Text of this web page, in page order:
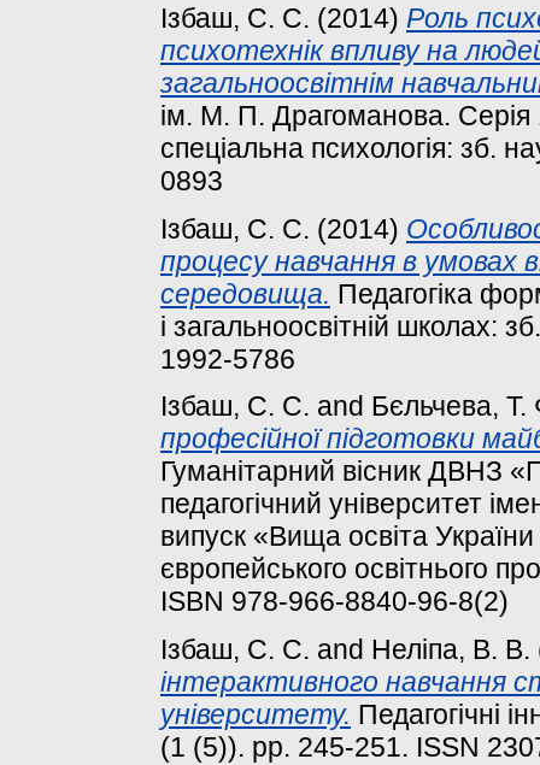
Ізбаш, С. С. (2014) Роль
психотехнік впливу на
загальноосвітнім
ім. М. П. Драгоманова. Серія
спеціальна психологія: зб.
0893
Ізбаш, С. С. (2014)
процесу навчання в умовах
середовища. Педагогіка
і загальноосвітній школах:
1992-5786
Ізбаш, С. С. and Бєльчева, Т.
професійної підготовки
Гуманітарний вісник ДВНЗ
педагогічний університет
випуск «Вища освіта України
європейського освітнього
ISBN 978-966-8840-96-8(2)
Ізбаш, С. С. and Неліпа, В. В.
інтерактивного навчання
університету. Педагогічні
(1 (5)). pp. 245-251. ISSN